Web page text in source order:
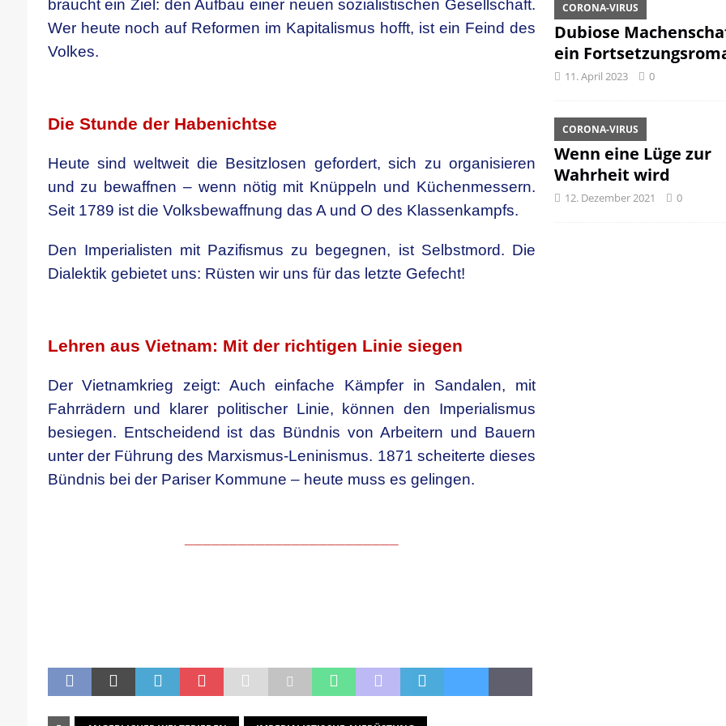
braucht ein Ziel: den Aufbau einer neuen sozialistischen Gesellschaft.
Wer heute noch auf Reformen im Kapitalismus hofft, ist ein Feind des
Volkes.
Die Stunde der Habenichtse
Heute sind weltweit die Besitzlosen gefordert, sich zu organisieren
und zu bewaffnen – wenn nötig mit Knüppeln und Küchenmessern.
Seit 1789 ist die Volksbewaffnung das A und O des Klassenkampfs.
Den Imperialisten mit Pazifismus zu begegnen, ist Selbstmord. Die
Dialektik gebietet uns: Rüsten wir uns für das letzte Gefecht!
Lehren aus Vietnam: Mit der richtigen Linie siegen
Der Vietnamkrieg zeigt: Auch einfache Kämpfer in Sandalen, mit
Fahrrädern und klarer politischer Linie, können den Imperialismus
besiegen. Entscheidend ist das Bündnis von Arbeitern und Bauern
unter der Führung des Marxismus-Leninismus. 1871 scheiterte dieses
Bündnis bei der Pariser Kommune – heute muss es gelingen.
Dubiose
ein
CORONA-VIRUS
11. April 2023 0
Wenn eine Lüge zur
Wahrheit wird
CORONA-VIRUS
12. Dezember 2021 0